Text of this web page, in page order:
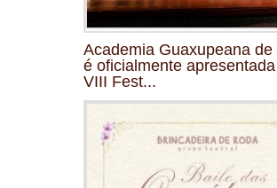
Academia Guaxupeana de
é oficialmente
VIII Fest...